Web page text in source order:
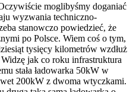
moglibyśmy doganiać
wyzwania techniczno-
stanowczo powiedzieć, że
po Polsce. Wiem coś o tym,
tysięcy kilometrów wzdłuż
jak co roku infrastruktura
stała ładowarka 50kW w
200kW z dwoma wtyczkami.